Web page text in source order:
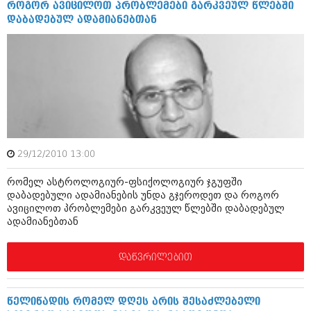
იანვარი 2016 (206)
დეკემბერი 2015 (207)
ნოემბერი 2015 (264)
ოქტომბერი 2015 (204)
სექტემბერი 2015 (215)
აგვისტო 2015 (286)
ივლისი 2015 (173)
ივნისი 2015 (261)
მაისი 2015 (194)
აპრილი 2015 (208)
იანვარი 2015 (247)
დეკემბერი 2014 (342)
ნოემბერი 2014 (290)
ოქტომბერი 2014 (292)
აგვისტო 2014 (248)
ივლისი 2014 (313)
ივნისი 2014 (366)
მაისი 2014 (313)
აპრილი 2014 (290)
როგორ ავიცილოთ პრობლემები გარკვეულ წლებში
დაბადებულ ადამიანებთან
29/12/2010 13:00
რომელ ასტროლოგიურ-ფსიქოლოგიურ ჯგუფში
დაბადებული ადამიანების უნდა გჯეროდეთ და როგორ
ავიცილოთ პრობლემები გარკვეულ წლებში დაბადებულ
ადამიანებთან
დაწვრილებით
წელიწადის რომელ დღეს არის შესაძლებელი